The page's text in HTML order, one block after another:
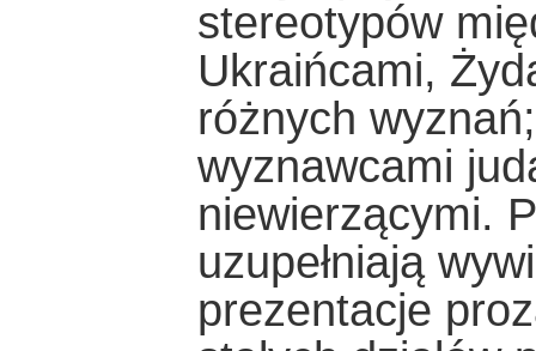
stereotypów
Ukraińcami,
różnych
wyznawcami
niewierzącymi.
uzupełniają
prezentacje